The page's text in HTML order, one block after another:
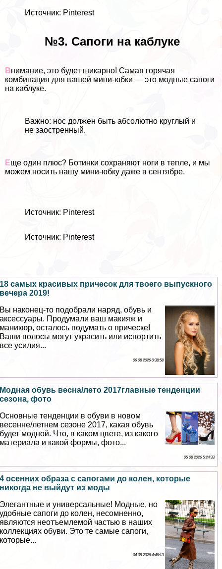
Источник: Pinterest
№3. Сапоги на каблуке
Внимание, это будет шикарно! Самая горячая
комбинация для вашей мини-юбки — это модные сапоги
на каблуке.
Важно: нос должен быть абсолютно круглый и
не заостренный.
Еще один плюс? Ботинки сохраняют ноги в тепле, и мы
можем носить нашу мини-юбку даже в сентябре.
Источник: Pinterest
Источник: Pinterest
18 самых красивых причесок для твоего выпускного
вечера 2019!
Вы наконец-то подобрали наряд, обувь и
аксессуары. Продумали ваш макияж и
маникюр, осталось подумать о прическе!
Ваши волосы могут украсить или испортить
все усилия...
06 08 2026 0:38:58
Модная обувь весна/лето 2017главные тенденции
сезона, фото
Основные тенденции в обуви в новом
весенне/летнем сезоне 2017, какая обувь
будет модной. Что, в каком цвете, из какого
материала и какой формы, фото...
05 08 2026 5:24:33
4 осенних образа с сапогами до колен, которые
никогда не выйдут из моды
Элегантные и универсальные! Модные, но
удобные сапоги до колен, несомненно,
являются неотъемлемой частью в наших
коллекциях обуви. Это те самые сапоги,
которые...
04 08 2026 4:46:13